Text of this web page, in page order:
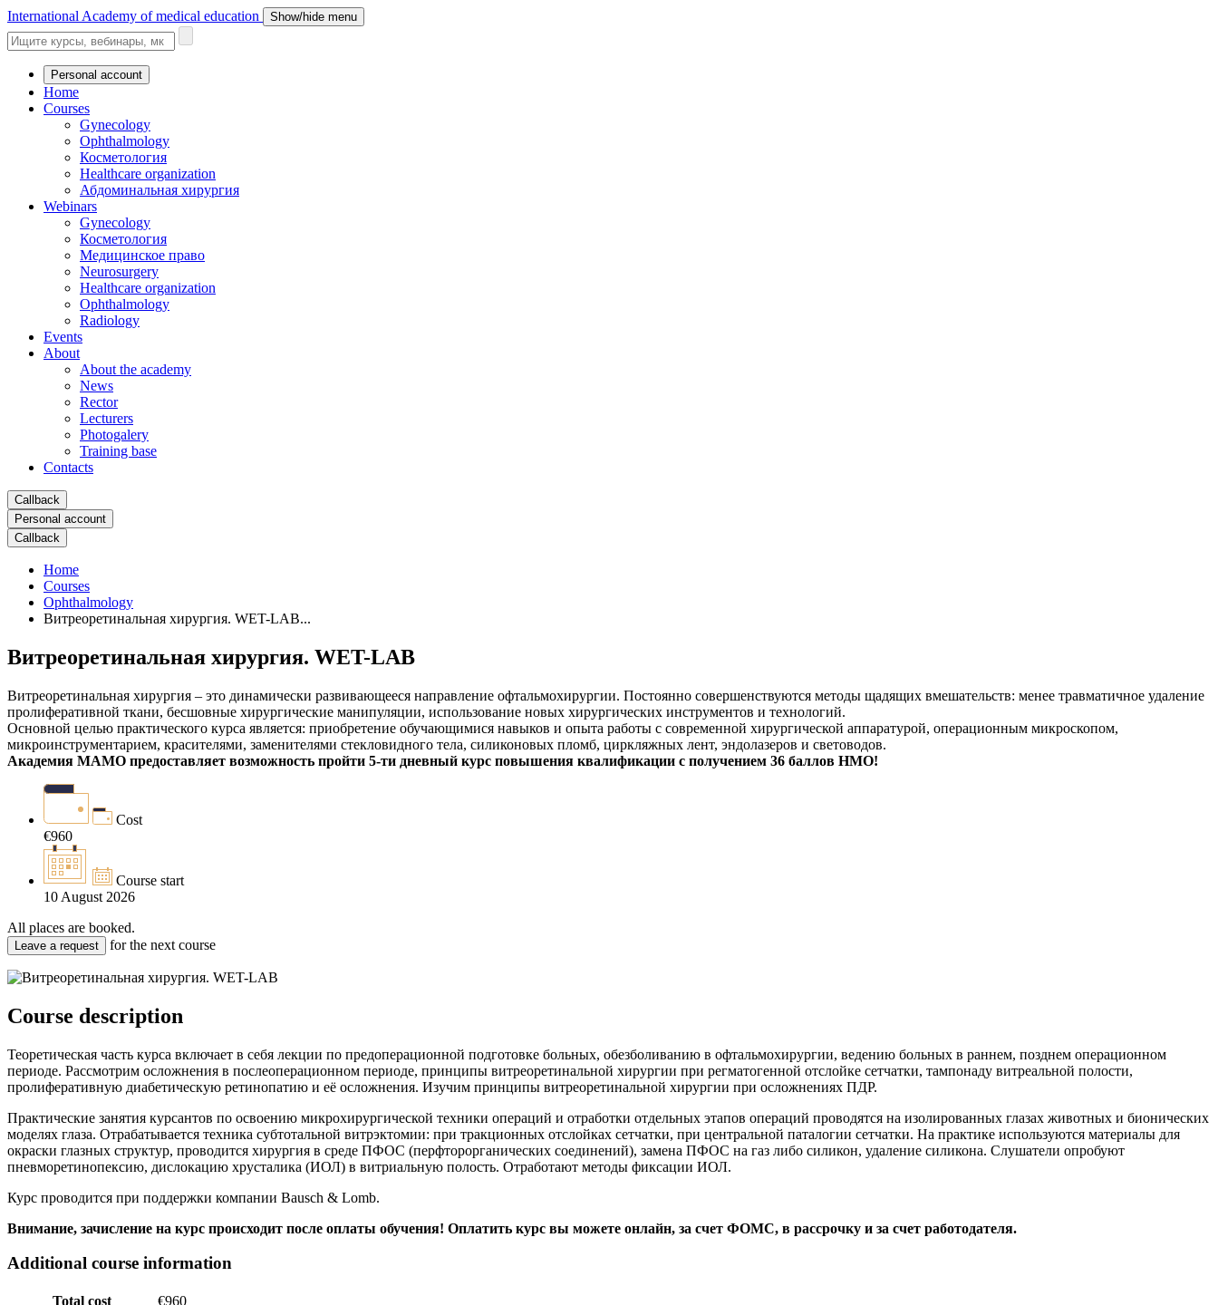
International Academy of medical education Show/hide menu
Personal account
Home
Courses
Gynecology
Ophthalmology
Косметология
Healthcare organization
Абдоминальная хирургия
Webinars
Gynecology
Косметология
Медицинское право
Neurosurgery
Healthcare organization
Ophthalmology
Radiology
Events
About
About the academy
News
Rector
Lecturers
Photogalery
Training base
Contacts
Сallback
Personal account
Сallback
Home
Courses
Ophthalmology
Витреоретинальная хирургия. WET-LAB...
Витреоретинальная хирургия. WET-LAB
Витреоретинальная хирургия – это динамически развивающееся направление офтальмохирургии. Постоянно совершенствуются методы щадящих вмешательств: менее травматичное удаление
пролиферативной ткани, бесшовные хирургические манипуляции, использование новых хирургических инструментов и технологий.
Основной целью практического курса является: приобретение обучающимися навыков и опыта работы с современной хирургической аппаратурой, операционным микроскопом,
микроинструментарием, красителями, заменителями стекловидного тела, силиконовых пломб, циркляжных лент, эндолазеров и световодов.
Академия МАМО предоставляет возможность пройти 5-ти дневный курс повышения квалификации с получением 36 баллов НМО!
Cost
€960
Course start
10 August 2026
All places are booked.
Leave a request for the next course
Course description
Теоретическая часть курса включает в себя лекции по предоперационной подготовке больных, обезболиванию в офтальмохирургии, ведению больных в раннем, позднем операционном
периоде. Рассмотрим осложнения в послеоперационном периоде, принципы витреоретинальной хирургии при регматогенной отслойке сетчатки, тампонаду витреальной полости,
пролиферативную диабетическую ретинопатию и её осложнения. Изучим принципы витреоретинальной хирургии при осложнениях ПДР.
Практические занятия курсантов по освоению микрохирургической техники операций и отработки отдельных этапов операций проводятся на изолированных глазах животных и бионических
моделях глаза. Отрабатывается техника субтотальной витрэктомии: при тракционных отслойках сетчатки, при центральной паталогии сетчатки. На практике используются материалы для
окраски глазных структур, проводится хирургия в среде ПФОС (перфторорганических соединений), замена ПФОС на газ либо силикон, удаление силикона. Слушатели опробуют
пневморетинопексию, дислокацию хрусталика (ИОЛ) в витриальную полость. Отработают методы фиксации ИОЛ.
Курс проводится при поддержки компании Bausch & Lomb.
Внимание, зачисление на курс происходит после оплаты обучения! Оплатить курс вы можете онлайн, за счет ФОМС, в рассрочку и за счет работодателя.
Additional course information
Total cost
€960